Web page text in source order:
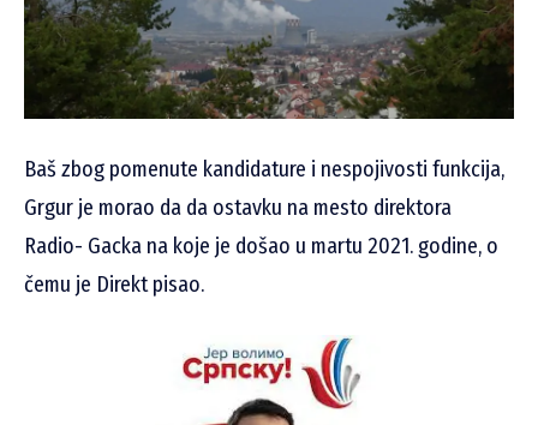
Baš zbog pomenute kandidature i nespojivosti funkcija,
Grgur je morao da da ostavku na mesto direktora
Radio- Gacka na koje je došao u martu 2021. godine, o
čemu je Direkt pisao.